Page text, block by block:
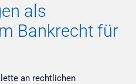
als
Bankrecht für
an rechtlichen